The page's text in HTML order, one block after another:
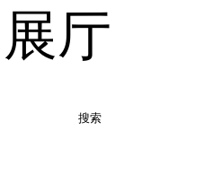
厅
搜索